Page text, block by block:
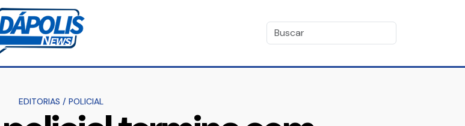
EDITORIAS / POLICIAL